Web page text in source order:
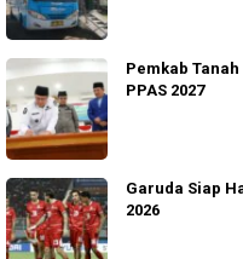
Pemkab Tanah
PPAS 2027
Garuda Siap
2026